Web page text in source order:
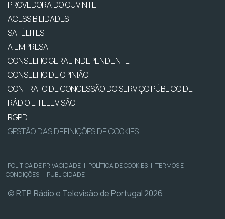
PROVEDORA DO OUVINTE
ACESSIBILIDADES
SATÉLITES
A EMPRESA
CONSELHO GERAL INDEPENDENTE
CONSELHO DE OPINIÃO
CONTRATO DE CONCESSÃO DO SERVIÇO PÚBLICO DE
RÁDIO E TELEVISÃO
RGPD
GESTÃO DAS DEFINIÇÕES DE COOKIES
POLÍTICA DE PRIVACIDADE | POLÍTICA DE COOKIES | TERMOS E
CONDIÇÕES | PUBLICIDADE
© RTP, Rádio e Televisão de Portugal 2026